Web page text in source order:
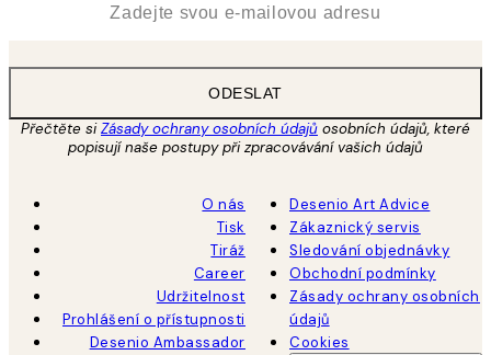
ODESLAT
Přečtěte siZásady ochrany osobních údajů osobních údajů, které
popisují naše postupy při zpracovávání vašich údajů
O nás
Tisk
Tiráž
Career
Udržitelnost
Prohlášení o přístupnosti
Desenio Ambassador
Desenio Art Advice
Zákaznický servis
Sledování objednávky
Obchodní podmínky
Zásady ochrany osobních
údajů
Cookies